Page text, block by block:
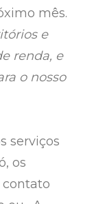
mês.
e
renda, e
o nosso
serviços
os
contato